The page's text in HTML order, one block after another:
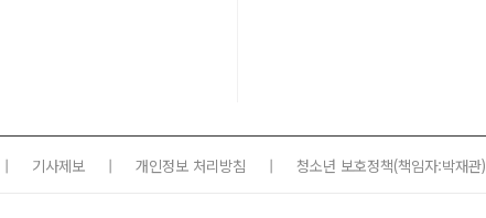
기사제보 개인정보 처리방침 청소년 보호정책(책임자:박재관)